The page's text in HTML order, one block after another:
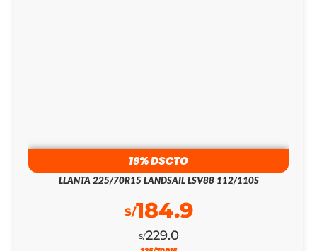
LLANTA 185/55R15 LANDSAIL LS288 82V BL TL
S/ 209.0
186.9
165/60R14